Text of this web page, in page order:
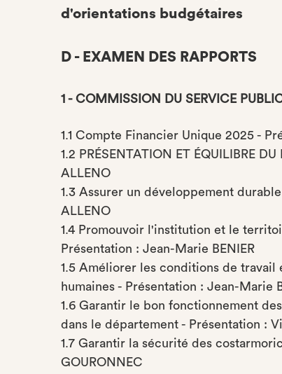
d'orientations budgétaires
D - EXAMEN DES RAPPORTS
1 - COMMISSION DU SERVICE
1.1 Compte Financier Unique 2025 -
1.2 PRÉSENTATION ET ÉQUILIBRE
ALLENO
1.3 Assurer un développement
ALLENO
1.4 Promouvoir l'institution et le
Présentation : Jean-Marie BENIER
1.5 Améliorer les conditions de travail
humaines - Présentation : Jean-Marie
1.6 Garantir le bon fonctionnement
dans le département - Présentation :
1.7 Garantir la sécurité des
GOURONNEC